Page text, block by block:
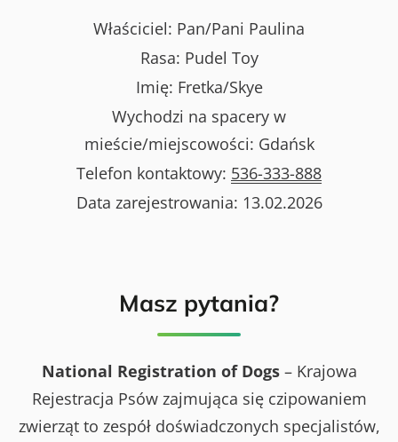
Właściciel: Pan/Pani Paulina
Rasa: Pudel Toy
Imię: Fretka/Skye
Wychodzi na spacery w
mieście/miejscowości: Gdańsk
Telefon kontaktowy: 536-333-888
Data zarejestrowania: 13.02.2026
Masz pytania?
National Registration of Dogs– Krajowa
Rejestracja Psów zajmująca się czipowaniem
zwierząt to zespół doświadczonych specjalistów,